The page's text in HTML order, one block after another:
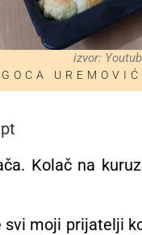
izvor:
GOCA UREMOVIĆ
Kolač na
moji prijatelji